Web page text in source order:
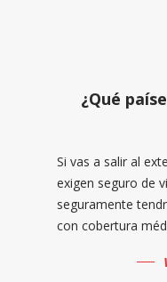
¿Qué
Si vas a salir al
exigen seguro de
seguramente
con cobertura